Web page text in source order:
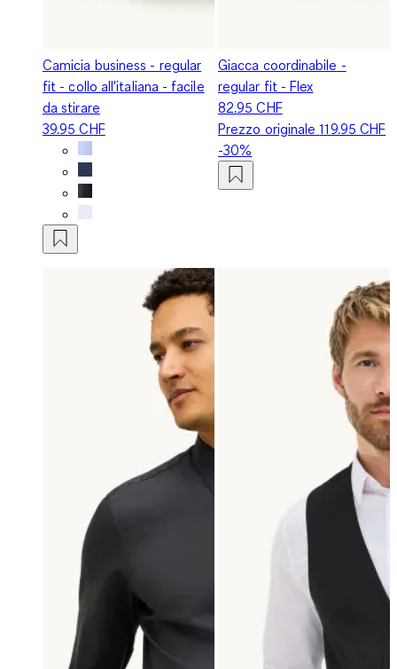
Camicia business - regular
fit - collo all'italiana - facile
da stirare
39.95 CHF
Giacca coordinabile -
regular fit - Flex
82.95 CHF
Prezzo originale119.95 CHF
-30%